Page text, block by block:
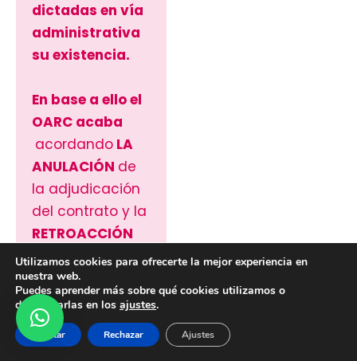
dictadas en vía
administrativa
su existencia.
En base a ello el
OARC acaba
acordando LA
ANULACIÓN de
la adjudicación
del contrato y la
RETROACCIÓN
DE
ACTUACIONES
para que el
poder
adjudicador, a la
Utilizamos cookies para ofrecerte la mejor experiencia en
nuestra web.
Puedes aprender más sobre qué cookies utilizamos o
desactivarlas en los ajustes.
Aceptar Rechazar Ajustes